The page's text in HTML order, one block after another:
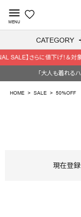
menu
MENU
CATEGORY
ようこそ ゲスト 様
「大人も着れる
HOME SALE 50%OFF
現在登録